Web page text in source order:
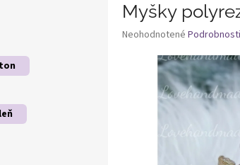
Myšky
Priemerné
produktu
Neohodnotené